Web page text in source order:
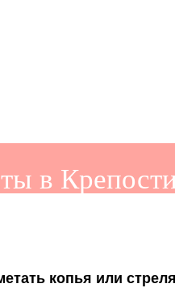
в
копья или